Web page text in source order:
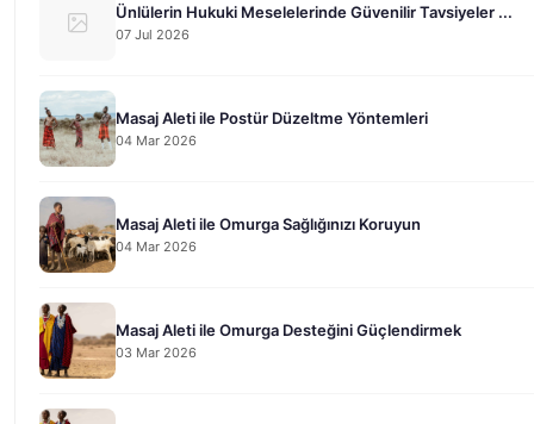
Ünlülerin Hukuki Meselelerinde Güvenilir Tavsiyeler ...
07 Jul 2026
Masaj Aleti ile Postür Düzeltme Yöntemleri
04 Mar 2026
Masaj Aleti ile Omurga Sağlığınızı Koruyun
04 Mar 2026
Masaj Aleti ile Omurga Desteğini Güçlendirmek
03 Mar 2026